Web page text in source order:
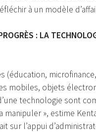
à un modèle
: LA
(éducation,
mobiles, objets
technologie sont
», estime
sur l’appui